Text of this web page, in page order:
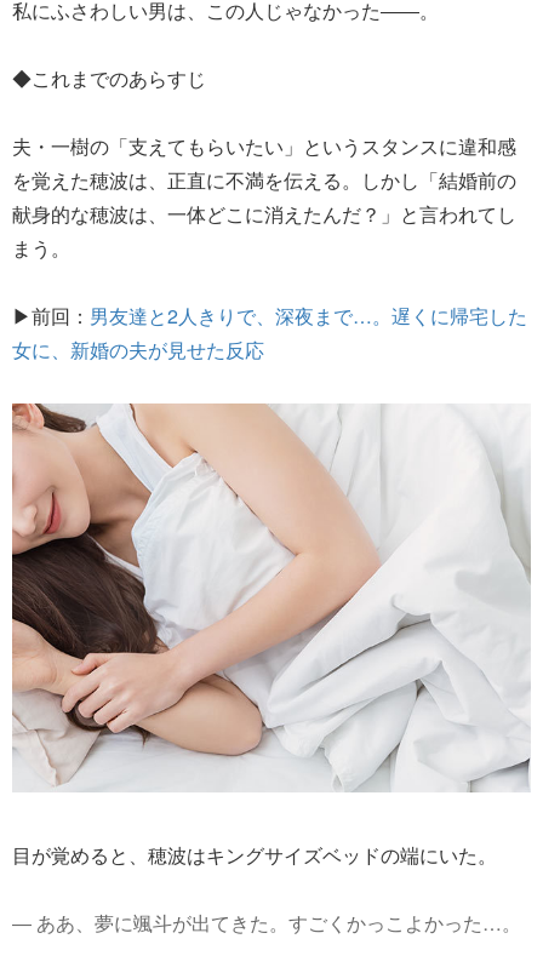
私にふさわしい男は、この人じゃなかった――。
◆これまでのあらすじ
夫・一樹の「支えてもらいたい」というスタンスに違和感
を覚えた穂波は、正直に不満を伝える。しかし「結婚前の
献身的な穂波は、一体どこに消えたんだ？」と言われてし
まう。
▶前回： 男友達と2人きりで、深夜まで…。遅くに帰宅した
女に、新婚の夫が見せた反応
目が覚めると、穂波はキングサイズベッドの端にいた。
― ああ、夢に颯斗が出てきた。すごくかっこよかった…。